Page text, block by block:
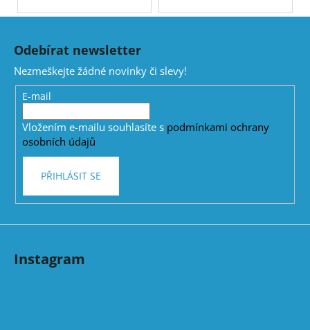
Z
Odebírat newsletter
Nezmeškejte žádné novinky či slevy!
E-mail
Vložením e-mailu souhlasíte s podmínkami ochrany
osobních údajů
PŘIHLÁSIT SE
Instagram